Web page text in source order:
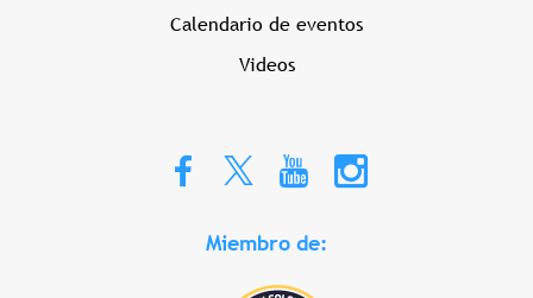
Calendario de eventos
Videos
Miembro de: